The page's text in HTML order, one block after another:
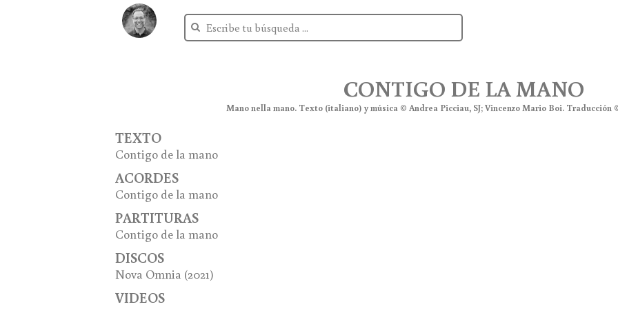
CONTIGO DE LA MANO
Mano nella mano. Texto (italiano) y música © Andrea Picciau, SJ; Vincenzo Mario Boi. Traducción
TEXTO
Contigo de la mano
ACORDES
Contigo de la mano
PARTITURAS
Contigo de la mano
DISCOS
Nova Omnia (2021)
VIDEOS